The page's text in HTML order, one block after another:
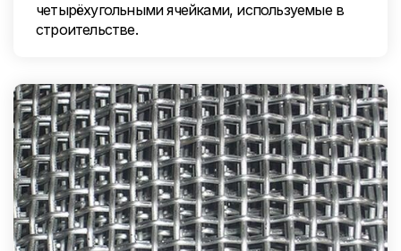
четырёхугольными ячейками, используемые в
строительстве.